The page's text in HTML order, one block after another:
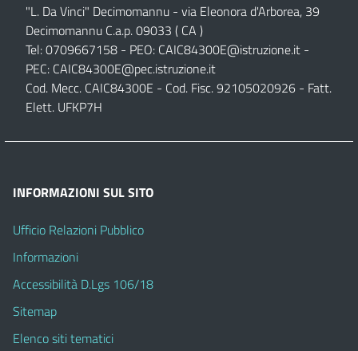
"L. Da Vinci" Decimomannu - via Eleonora d'Arborea, 39
Decimomannu C.a.p. 09033 ( CA )
Tel: 0709667158 - PEO: CAIC84300E@istruzione.it -
PEC: CAIC84300E@pec.istruzione.it
Cod. Mecc. CAIC84300E - Cod. Fisc. 92105020926 - Fatt.
Elett. UFKP7H
INFORMAZIONI SUL SITO
Ufficio Relazioni Pubblico
Informazioni
Accessibilità D.Lgs 106/18
Sitemap
Elenco siti tematici